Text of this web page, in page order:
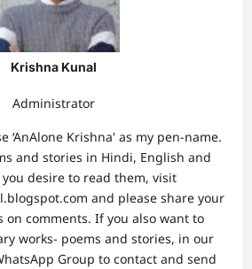
Krishna Kunal
Administrator
‘AnAlone Krishna' as my pen-name.
and stories in Hindi, English and
desire to read them, visit
and please share your
on comments. If you also want to
works- poems and stories, in our
Group to contact and send